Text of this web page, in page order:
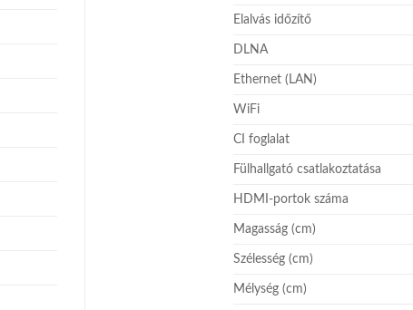
Elalvás időzítő
DLNA
Ethernet (LAN)
WiFi
CI foglalat
Fülhallgató csatlakoztatása
HDMI-portok száma
Magasság (cm)
Szélesség (cm)
Mélység (cm)